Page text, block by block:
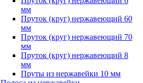
мм
Пруток (круг) нержавеющий 60
мм
Пруток (круг) нержавеющий 70
мм
Пруток (круг) нержавеющий 8
мм
Пруты из нержавейки 10 мм